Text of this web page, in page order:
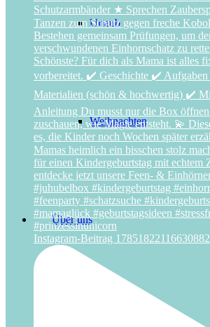
Urlaub
Weihnachten
Über uns
Instagram-Beitrag 17851822116630882